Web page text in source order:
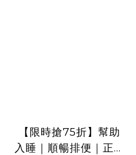
【限時搶75折】幫助
入睡｜順暢排便｜正品